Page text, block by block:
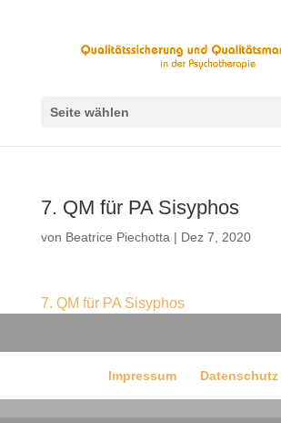
Seite wählen
7. QM für PA Sisyphos
von Beatrice Piechotta | Dez 7, 2020
7. QM für PA Sisyphos
Impressum Datenschutz